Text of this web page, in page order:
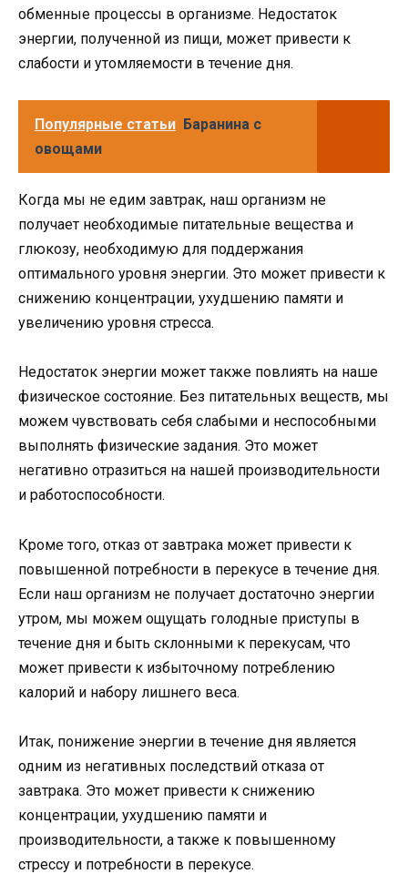
обменные процессы в организме. Недостаток
энергии, полученной из пищи, может привести к
слабости и утомляемости в течение дня.
Популярные статьи Баранина с
овощами
Когда мы не едим завтрак, наш организм не
получает необходимые питательные вещества и
глюкозу, необходимую для поддержания
оптимального уровня энергии. Это может привести к
снижению концентрации, ухудшению памяти и
увеличению уровня стресса.
Недостаток энергии может также повлиять на наше
физическое состояние. Без питательных веществ, мы
можем чувствовать себя слабыми и неспособными
выполнять физические задания. Это может
негативно отразиться на нашей производительности
и работоспособности.
Кроме того, отказ от завтрака может привести к
повышенной потребности в перекусе в течение дня.
Если наш организм не получает достаточно энергии
утром, мы можем ощущать голодные приступы в
течение дня и быть склонными к перекусам, что
может привести к избыточному потреблению
калорий и набору лишнего веса.
Итак, понижение энергии в течение дня является
одним из негативных последствий отказа от
завтрака. Это может привести к снижению
концентрации, ухудшению памяти и
производительности, а также к повышенному
стрессу и потребности в перекусе.